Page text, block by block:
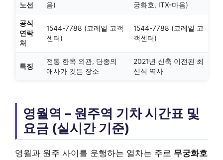
노선
음)
궁화호, ITX-마음)
공식
연락
처
1544-7788 (코레일 고객
센터)
1544-7788 (코레일 고
객센터)
특징
전통 한옥 외관, 단종의
애사가 깃든 장소
2021년 신축 이전된 최
신식 역사
영월역 – 원주역 기차 시간표 및
요금 (실시간 기준)
영월과 원주 사이를 운행하는 열차는 주로 무궁화호